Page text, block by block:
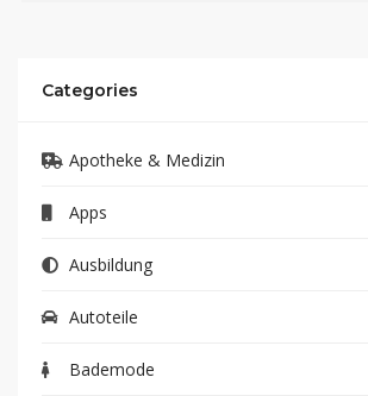
Categories
Apotheke & Medizin
Apps
Ausbildung
Autoteile
Bademode